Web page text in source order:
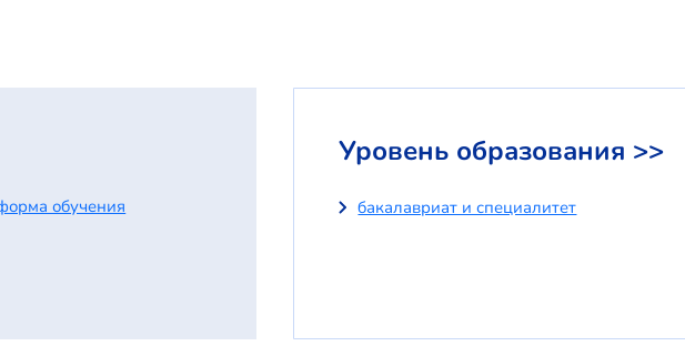
обучения
Уровень образования >>
бакалавриат и специалитет